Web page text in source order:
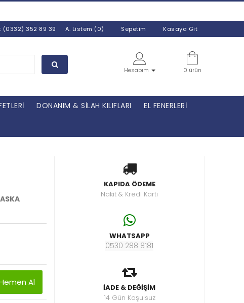
(0332) 352 89 39 A. Listem (0) Sepetim Kasaya Git
Hesabım 0 ürün
DONANIM & SİLAH KILIFLARI
EL FENERLERİ
Al
KAPIDA ÖDEME
Nakit & Kredi Kartı
WHATSAPP
0530 288 8181
İADE & DEĞİŞİM
14 Gün Koşulsuz